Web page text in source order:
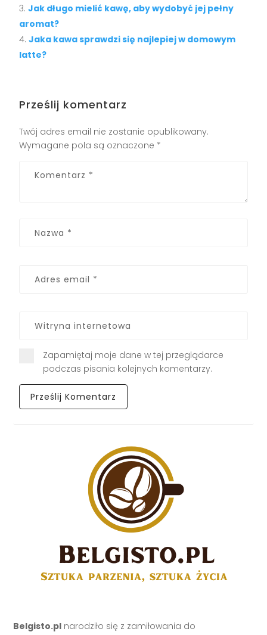
Jak długo mielić kawę, aby wydobyć jej pełny
aromat?
Jaka kawa sprawdzi się najlepiej w domowym
latte?
Prześlij komentarz
Twój adres email nie zostanie opublikowany.
Wymagane pola są oznaczone *
Zapamiętaj moje dane w tej przeglądarce
podczas pisania kolejnych komentarzy.
Belgisto.pl narodziło się z zamiłowania do